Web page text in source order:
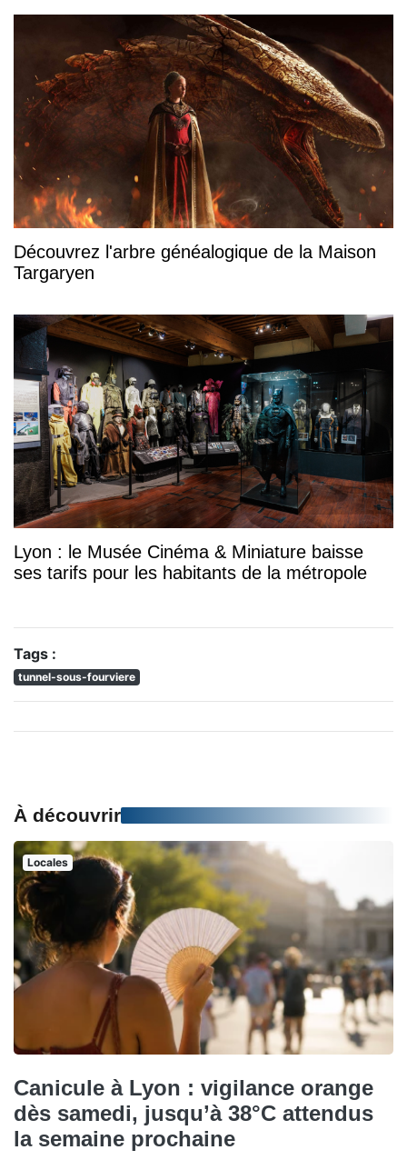
Découvrez l'arbre généalogique de la Maison
Targaryen
Lyon : le Musée Cinéma & Miniature baisse
ses tarifs pour les habitants de la métropole
Tags :
tunnel-sous-fourviere
À découvrir
Locales
Canicule à Lyon : vigilance orange
dès samedi, jusqu’à 38°C attendus
la semaine prochaine